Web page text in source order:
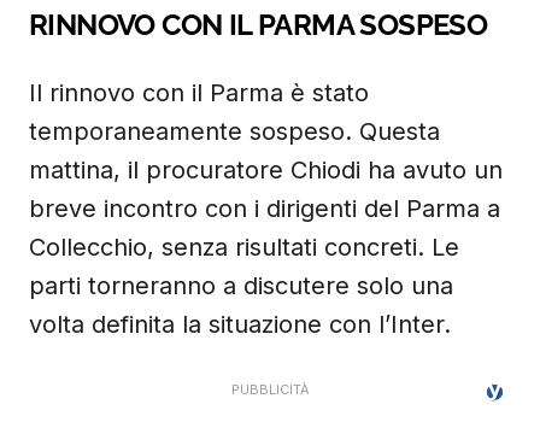
RINNOVO CON IL PARMA SOSPESO
Il rinnovo con il Parma è stato
temporaneamente sospeso. Questa
mattina, il procuratore Chiodi ha avuto un
breve incontro con i dirigenti del Parma a
Collecchio, senza risultati concreti. Le
parti torneranno a discutere solo una
volta definita la situazione con l’Inter.